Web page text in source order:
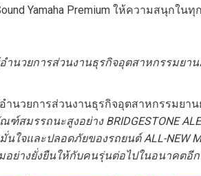
Yamaha Premium ให้ความสนุกใน
ำนวยการส่วนงานธุรกิจอุตสาหกรรมยา
ำนวยการส่วนงานธุรกิจอุตสาหกรรมยา
ฑ์สมรรถนะสูงอย่าง BRIDGESTONE
นใจและปลอดภัยของรถยนต์ALL-NEW
อย่างยั่งยืนให้กับคนรุ่นต่อไปในอนาคตอี